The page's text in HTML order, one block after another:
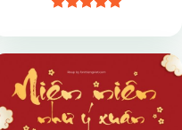
hạng4.95
5 sao